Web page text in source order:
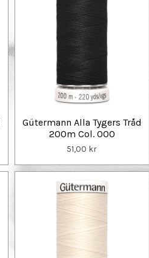
Gütermann Alla Tygers Tråd
200m Col. 000
51,00 kr